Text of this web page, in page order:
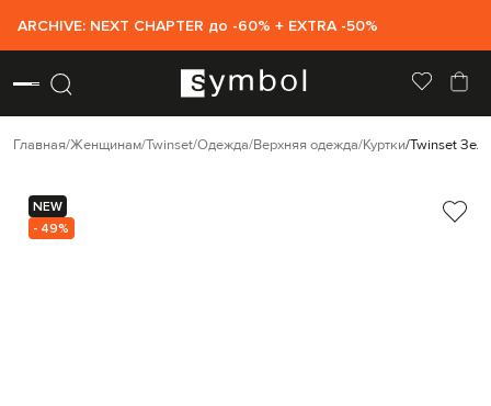
ARCHIVE: NEXT CHAPTER до -60% + EXTRA -50%
Главная Женщинам Twinset Одежда Верхняя одежда Куртки Twinset
NEW
- 49%